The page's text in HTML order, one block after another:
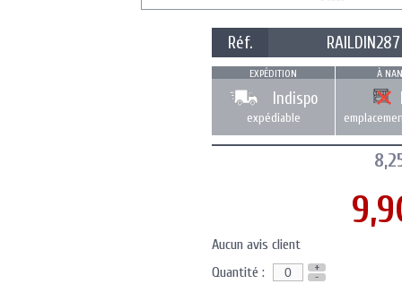
Réf. RAILDIN287
EXPÉDITION
Indispo
expédiable
À
Aucun avis client
Quantité :
+
-